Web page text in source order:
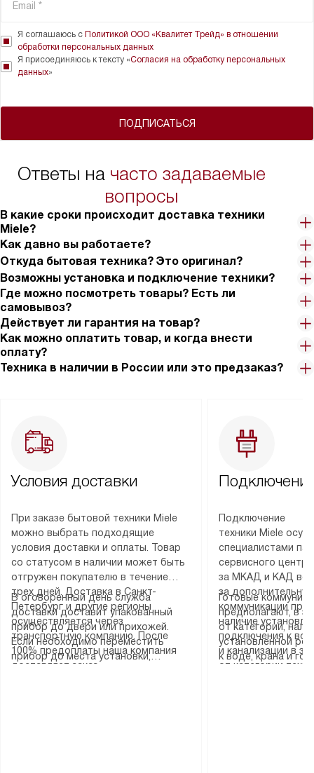
ПОДПИСАТЬСЯ
Я соглашаюсь с Политикой ООО «Квалитет Трейд» в отношении
обработки персональных данных
Я присоединяюсь к тексту «Согласия на обработку персональных
данных»
Ответы на часто задаваемые
вопросы
В какие сроки происходит доставка техники
Miele?
Как давно вы работаете?
Откуда бытовая техника? Это оригинал?
Возможны установка и подключение техники?
Где можно посмотреть товары? Есть ли
самовывоз?
Действует ли гарантия на товар?
Как можно оплатить товар, и когда внести
оплату?
Техника в наличии в России или это предзаказ?
Условия доставки
При заказе бытовой техники Miele
можно выбрать подходящие
условия доставки и оплаты. Товар
со статусом в наличии может быть
отгружен покупателю в течение
трех дней. Доставка в Санкт-
Петербург и другие регионы
осуществляется через
транспортную компанию. После
100% предоплаты наша компания
доставляет заказ
В оговоренный день служба
доставки доставит упакованный
прибор до двери или прихожей.
Если необходимо переместить
прибор до места установки,
Подключение
техники Miele
специалистами
сервисного
за МКАД и КАД
за
коммуникации
наличие
подключения к
и канализации в
от категории
Готовые
предполагают, в
от категории,
установленной
к воде, крана и